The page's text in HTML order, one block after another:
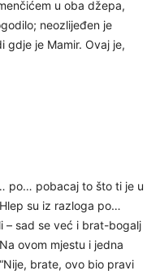
u oba džepa,
neozlijeđen je
gdje je Mamir. Ovaj je,
po… pobacaj to što ti je u
su iz razloga po…
– sad se već i brat-bogalj
ovom mjestu i jedna
brate, ovo bio pravi